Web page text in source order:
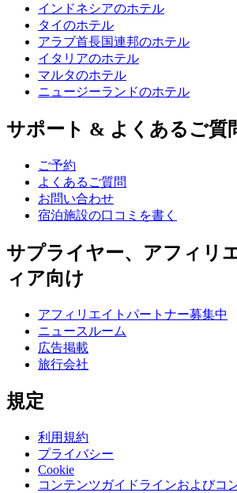
インドネシアのホテル
タイのホテル
アラブ首長国連邦のホテル
イタリアのホテル
マルタのホテル
ニュージーランドのホテル
サポート & よくあるご質
ご予約
よくあるご質問
お問い合わせ
宿泊施設の口コミを書く
サプライヤー、アフィリ
ィア向け
アフィリエイトパートナー募集中
ニュースルーム
広告掲載
旅行会社
規定
利用規約
プライバシー
Cookie
コンテンツガイドラインおよびコ